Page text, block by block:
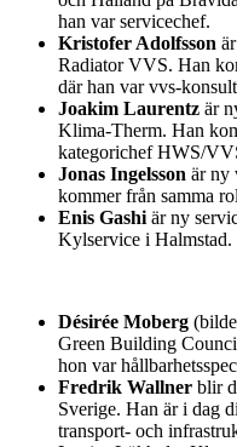
han var servicechef.
Kristofer Adolfsson
Radiator VVS. Han
där han var vvs-
Joakim Laurentz är
Klima-Therm. Han
kategorichef HWS/
Jonas Ingelsson är ny
kommer från samma
Enis Gashi är ny
Kylservice i Halmstad.
Désirée Moberg
Green Building
hon var
Fredrik Wallner blir
Sverige. Han är i dag
transport- och